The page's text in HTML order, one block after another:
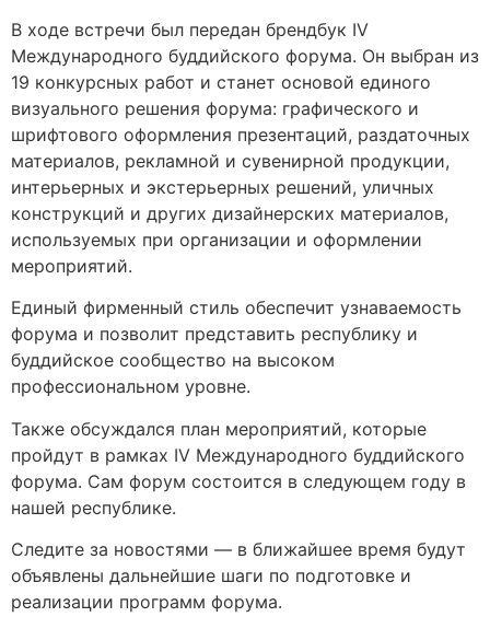
В ходе встречи был передан брендбук IV
Международного буддийского форума. Он выбран из
19 конкурсных работ и станет основой единого
визуального решения форума: графического и
шрифтового оформления презентаций, раздаточных
материалов, рекламной и сувенирной продукции,
интерьерных и экстерьерных решений, уличных
конструкций и других дизайнерских материалов,
используемых при организации и оформлении
мероприятий.
Единый фирменный стиль обеспечит узнаваемость
форума и позволит представить республику и
буддийское сообщество на высоком
профессиональном уровне.
Также обсуждался план мероприятий, которые
пройдут в рамках IV Международного буддийского
форума. Сам форум состоится в следующем году в
нашей республике.
Следите за новостями — в ближайшее время будут
объявлены дальнейшие шаги по подготовке и
реализации программ форума.